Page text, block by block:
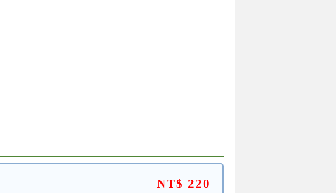
NT$ 220